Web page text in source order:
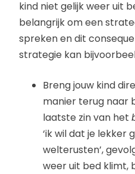
kind niet gelijk weer uit
belangrijk om een
spreken en dit
strategie kan
Breng jouw kind
manier terug naar
laatste zin van het
‘ik wil dat je lekker
welterusten’,
weer uit bed klimt,